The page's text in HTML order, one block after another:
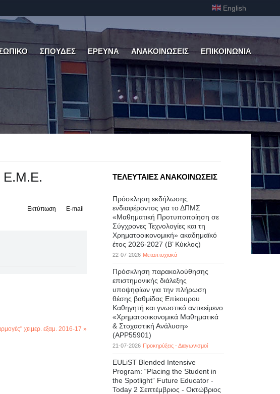
English
ΣΠΟΥΔΕΣ ΕΡΕΥΝΑ ΑΝΑΚΟΙΝΩΣΕΙΣ ΕΠΙΚΟΙΝΩΝΙΑ
Ε.Μ.Ε.
E-mail
Εκτύπωση
χειμερ. εξαμ. 2016-17 »
ΤΕΛΕΥΤΑΙΕΣ ΑΝΑΚΟΙΝΩΣΕΙΣ
Πρόσκληση εκδήλωσης
ενδιαφέροντος για το ΔΠΜΣ
«Μαθηματική Προτυποποίηση σε
Σύγχρονες Τεχνολογίες και τη
Χρηματοοικονομική» ακαδημαϊκό
έτος 2026-2027 (B’ Kύκλος)
22-07-2026 Μεταπτυχιακά
Πρόσκληση παρακολούθησης
επιστημονικής διάλεξης
υποψηφίων για την πλήρωση
θέσης βαθμίδας Επίκουρου
Καθηγητή και γνωστικό αντικείμενο
«Χρηματοοικονομικά Μαθηματικά
& Στοχαστική Ανάλυση»
(APP55901)
21-07-2026 Προκηρύξεις - Διαγωνισμοί
EULiST Blended Intensive
Program: “Placing the Student in
the Spotlight” Future Educator -
Today 2 Σεπτέμβριος - Οκτώβριος